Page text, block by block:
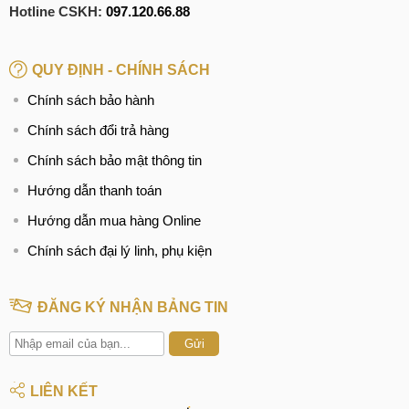
Hotline CSKH: 097.120.66.88
QUY ĐỊNH - CHÍNH SÁCH
Chính sách bảo hành
Chính sách đổi trả hàng
Chính sách bảo mật thông tin
Hướng dẫn thanh toán
Hướng dẫn mua hàng Online
Chính sách đại lý linh, phụ kiện
ĐĂNG KÝ NHẬN BẢNG TIN
Gửi
LIÊN KẾT